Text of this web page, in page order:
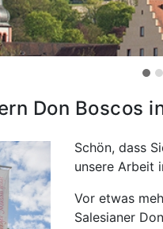
Don Boscos
Schön, dass
unsere Arbeit
Vor etwas
Salesianer